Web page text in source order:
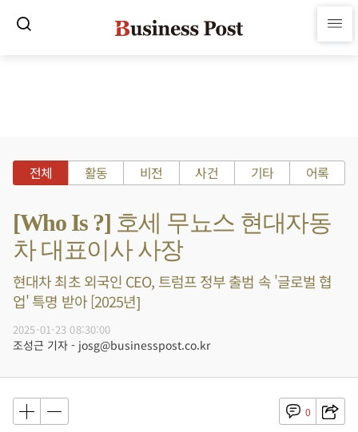
전체 활동 비전 사건 기타 어록
[Who Is ?] 호세 무뇨스 현대자동
차 대표이사 사장
현대차 최초 외국인 CEO, 트럼프 정부 출범 속 '글로벌 협
업' 특명 받아 [2025년]
2025-01-23 08:30:00
조성근 기자 - josg@businesspost.co.kr
0